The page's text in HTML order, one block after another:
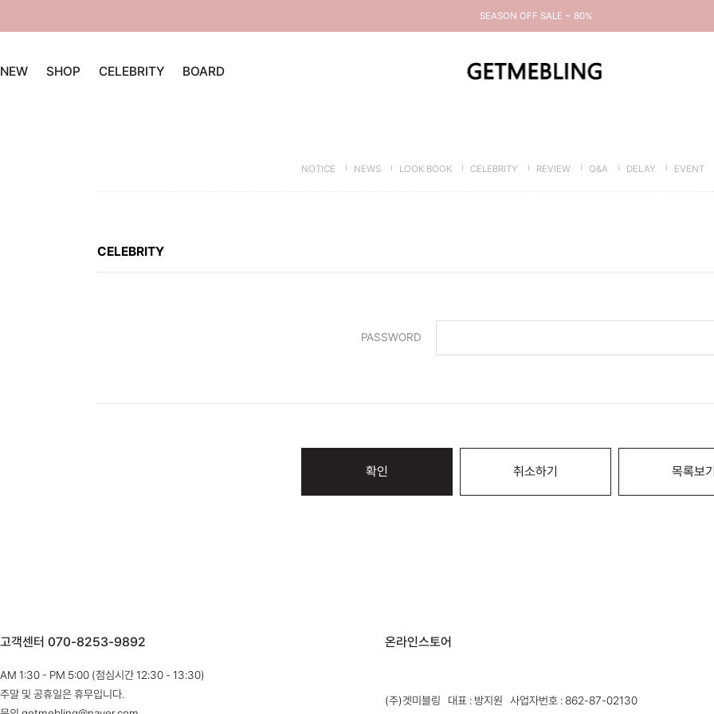
SEASON OFF SALE ~ 80%
NEW SHOP CELEBRITY BOARD
NOTICE NEWS LOOK BOOK CELEBRITY REVIEW Q&A DELAY EVENT
CELEBRITY
PASSWORD
확인 취소하기 목록보
고객센터 070-8253-9892
AM 1:30 - PM 5:00 (점심시간 12:30 - 13:30)
주말 및 공휴일은 휴무입니다.
온라인스토어
(주)겟미블링 대표 : 방지원 사업자번호 : 862-87-02130